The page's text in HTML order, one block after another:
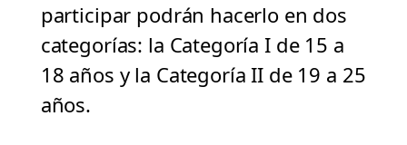
participar podrán hacerlo en dos
categorías: la Categoría I de 15 a
18 años y la Categoría II de 19 a 25
años.